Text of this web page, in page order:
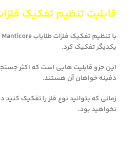
قابلیت تنظیم تفکیک
یکدیگر تفکیک کرد.
این جزو قابلیت هایی است که اکثر
دفینه خواهان آن هستند.
زمانی که بتوانید نوع فلز را تفکیک کنید
نخواهید بود.